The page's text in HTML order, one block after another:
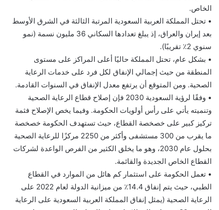
الخاص.
• تحتل المملكة العربية السعودية المرتبة الثالثة في الشرق الأوسط
بعد إيران والعراق، إذ يبلغ تعدادها السكاني 36 مليون نسمة (نمو
سنوي 2٪ تقريبًا).
• بشكل عام، تحتل المملكة حاليًا أعلى المراكز على مستوى
المنطقة من حيث إجمالي الإنفاق لكل فرد على خدمات الرعاية
الصحية. ومن المتوقع أن يرتفع معدل الإنفاق في السنوات القادمة.
• وفقًا لرؤية السعودية 2030 فإن إصلاح قطاع الرعاية الصحية
وتنميته يأتي على رأس أولويات الحكومة. وفيما يخص الإصلاح فثمة
تركيز كبير على خصخصة القطاع، حيث تستهدف الحكومة خصخصة
ما يقرب من 300 مستشفى وأكثر من 2250 مركزًا للرعاية الصحية
بحلول عام 2030، وهو ما يخلق الكثير من الفرص الواعدة لشركات
القطاع الخاص الجديدة والقائمة.
• تعمل الحكومة على استثمار كم هائل من الموارد في القطاع
الطبي، حيث يتم إنفاق 14.4٪ من ميزانية الدولة لعام 2022 على
الرعاية الصحية (يمثل إنفاق المملكة العربية السعودية على الرعاية